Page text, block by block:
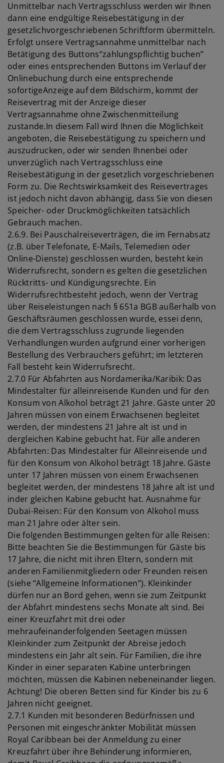
Unmittelbar nach Vertragsschluss werden wir Ihnen
dann eine endgültige Reisebestätigung in der
gesetzlichvorgeschriebenen Schriftform übermitteln.
Erfolgt unsere Vertragsannahme unmittelbar nach
Betätigung des Buttons“zahlungspflichtig buchen”
oder eines entsprechenden Buttons im Verlauf der
Onlinebuchung durch eine entsprechende
sofortigeAnzeige auf dem Bildschirm, kommt der
Reisevertrag mit der Anzeige dieser
Vertragsannahme ohne Zwischenmitteilung
zustande.In diesem Fall wird Ihnen die Möglichkeit
angeboten, die Reisebestätigung zu speichern und
auszudrucken, oder wir senden Ihnenbei oder
unverzüglich nach Vertragsschluss eine
Reisebestätigung in der gesetzlich vorgeschriebenen
Form zu. Die Rechtswirksamkeit des Reisevertrages
ist jedoch nicht davon abhängig, dass Sie von diesen
Speicher- oder Druckmöglichkeiten tatsächlich
Gebrauch machen.
2.6.9. Bei Pauschalreiseverträgen, die im Fernabsatz
(z.B. über Telefonate, E-Mails, Telemedien oder
Online-Dienste) geschlossen wurden, besteht kein
Widerrufsrecht, sondern es gelten die gesetzlichen
Rücktritts- und Kündigungsrechte. Ein
Widerrufsrechtbesteht jedoch, wenn der Vertrag
über Reiseleistungen nach § 651a BGB außerhalb von
Geschäftsräumen geschlossen wurde, essei denn,
die dem Vertragsschluss zugrunde liegenden
Verhandlungen wurden aufgrund einer vorherigen
Bestellung des Verbrauchers geführt; im letzteren
Fall besteht kein Widerrufsrecht.
2.7.0 Für Abfahrten aus Nordamerika/Karibik: Das
Mindestalter für alleinreisende Kunden und für den
Konsum von Alkohol beträgt 21 Jahre. Gäste unter 20
Jahren müssen von einem Erwachsenen begleitet
werden, der mindestens 21 Jahre alt ist und in
dergleichen Kabine gebucht hat. Für alle anderen
Abfahrten: Das Mindestalter für Alleinreisende und
für den Konsum von Alkohol beträgt 18 Jahre. Gäste
unter 17 Jahren müssen von einem Erwachsenen
begleitet werden, der mindestens 18 Jahre alt ist und
inder gleichen Kabine gebucht hat. Ausnahme für
Dubai-Reisen: Für den Konsum von Alkohol muss
man 21 Jahre oder älter sein.
Die folgenden Bestimmungen gelten für alle Reisen:
Bitte beachten Sie die Bestimmungen für Gäste bis
17 Jahre, die nicht mit ihren Eltern, sondern mit
anderen Familienmitgliedern oder Freunden reisen
(siehe “Allgemeine Informationen”). Kleinkinder
dürfen nur an Bord gehen, wenn sie zum Zeitpunkt
der Abfahrt mindestens sechs Monate alt sind. Bei
einer Kreuzfahrt mit drei oder
mehraufeinanderfolgenden Seetagen müssen
Kleinkinder zum Zeitpunkt der Abreise jedoch
mindestens ein Jahr alt sein. Für Familien, die ihre
Kinder in einer separaten Kabine unterbringen
möchten, müssen die Kabinen nebeneinander liegen.
Achtung! Die oberen Betten sind für Kinder bis zu 6
Jahren nicht geeignet.
2.7.1 Kunden mit besonderen Bedürfnissen und
Personen mit eingeschränkter Mobilität müssen
Royal Caribbean bei der Anmeldung zu einer
Kreuzfahrt über ihre Behinderung informieren,